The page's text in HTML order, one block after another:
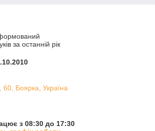
за останній рік
60, Боярка, Україна
з 08:30 до 17:30